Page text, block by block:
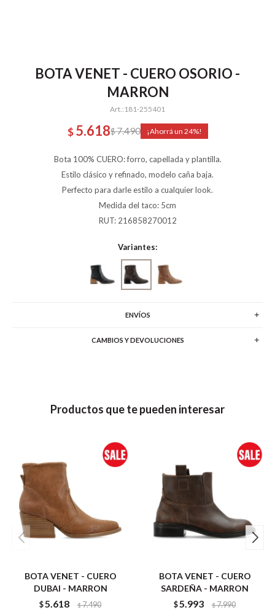
BOTA VENET - CUERO OSORIO -
MARRON
181-255401
$ 5.618$7.490 24
Bota 100% CUERO: forro, capellada y plantilla.
Estilo clásico y refinado, modelo caña baja.
Perfecto para darle estilo a cualquier look.
Medida del taco: 5cm
RUT: 216858270012
Variantes:
ENVÍOS
CAMBIOS Y DEVOLUCIONES
Productos que te pueden interesar
BOTA VENET - CUERO
DUBAI - MARRON
$5.618 $7.490
BOTA VENET - CUERO
SARDEÑA - MARRON
$5.993 $7.990